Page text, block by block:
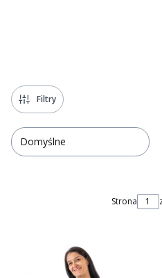
Filtry
Domyślne
Strona